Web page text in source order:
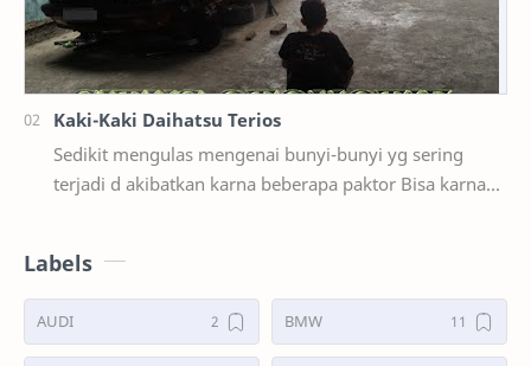
Kaki-Kaki Daihatsu Terios
Sedikit mengulas mengenai bunyi-bunyi yg sering
terjadi d akibatkan karna beberapa paktor Bisa karna
Labels
AUDI BMW